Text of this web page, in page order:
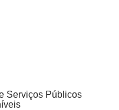
Serviços Públicos